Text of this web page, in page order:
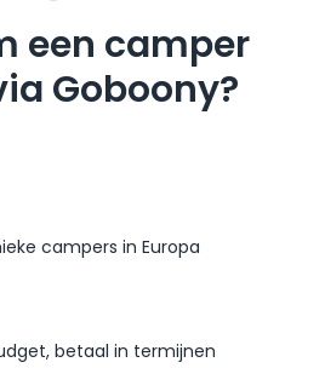
een camper
Goboony?
campers in Europa
betaal in termijnen